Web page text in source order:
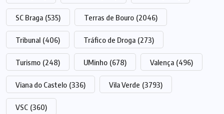
SC Braga (535) Terras de Bouro (2046)
Tribunal (406) Tráfico de Droga (273)
Turismo (248) UMinho (678) Valença (496)
Viana do Castelo (336) Vila Verde (3793)
VSC (360)